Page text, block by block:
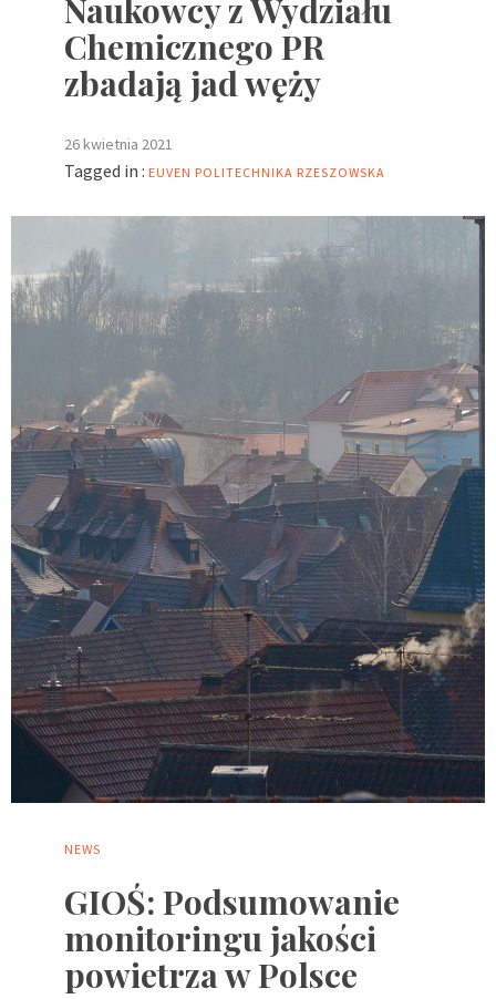
Naukowcy z Wydziału
Chemicznego PR
zbadają jad węży
26 kwietnia 2021
Tagged in : EUVEN POLITECHNIKA RZESZOWSKA
NEWS
GIOŚ: Podsumowanie
monitoringu jakości
powietrza w Polsce